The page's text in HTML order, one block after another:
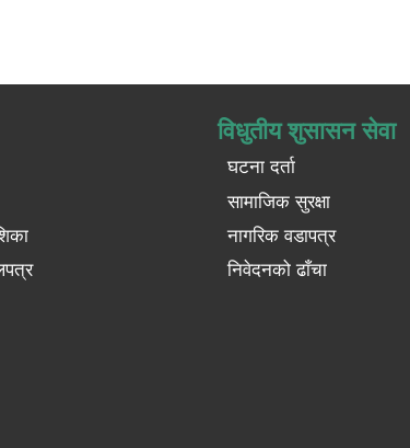
विधुतीय शुसासन सेवा
घटना दर्ता
सामाजिक सुरक्षा
नागरिक वडापत्र
निवेदनको ढाँचा